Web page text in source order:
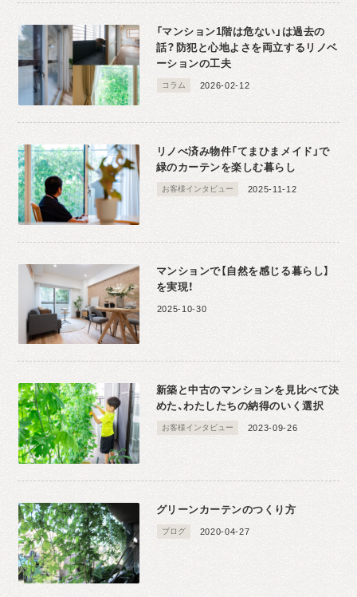
「マンション1階は危ない」は過去の
話？防犯と心地よさを両立するリノベ
ーションの工夫
コラム 2026-02-12
リノべ済み物件「てまひまメイド」で
緑のカーテンを楽しむ暮らし
お客様インタビュー 2025-11-12
マンションで【自然を感じる暮らし】
を実現！
2025-10-30
新築と中古のマンションを見比べて決
めた、わたしたちの納得のいく選択
お客様インタビュー 2023-09-26
グリーンカーテンのつくり方
ブログ 2020-04-27